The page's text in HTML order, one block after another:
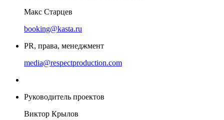
Макс Старцев
booking@kasta.ru
PR, права, менеджмент
media@respectproduction.com
Руководитель проектов
Виктор Крылов